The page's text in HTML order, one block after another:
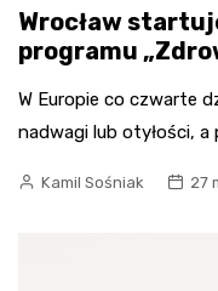
Wrocław
programu
W Europie co czwarte
nadwagi lub otyłości,
Kamil Sośniak 27